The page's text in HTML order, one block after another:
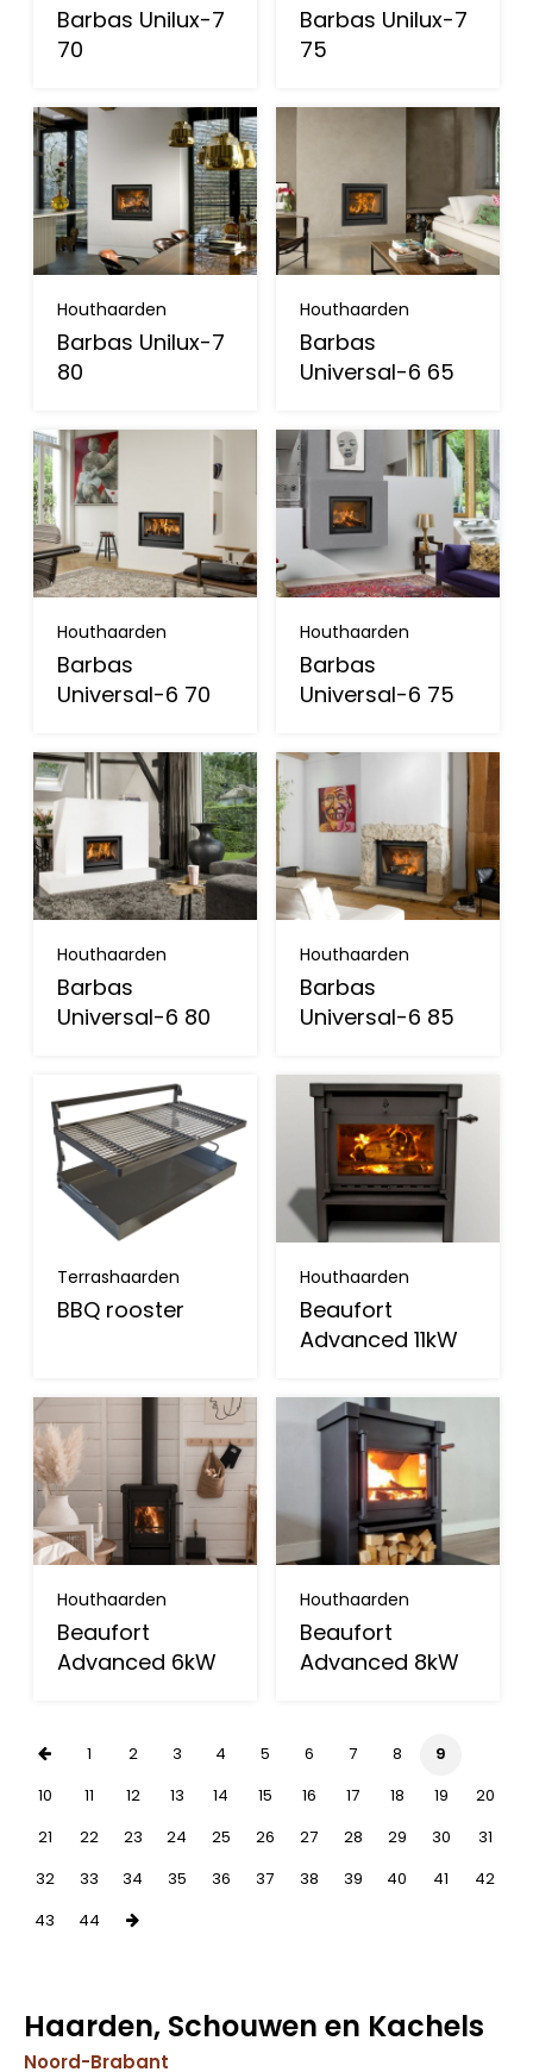
Barbas Unilux-7
70
Barbas Unilux-7
75
Houthaarden
Barbas Unilux-7
80
Houthaarden
Barbas
Universal-6 65
Houthaarden
Barbas
Universal-6 70
Houthaarden
Barbas
Universal-6 75
Houthaarden
Barbas
Universal-6 80
Houthaarden
Barbas
Universal-6 85
Terrashaarden
BBQ rooster
Houthaarden
Beaufort
Advanced 11kW
Houthaarden
Beaufort
Advanced 6kW
Houthaarden
Beaufort
Advanced 8kW
1 2 3 4 5 6 7 8
9
10
11 12 13 14 15 16 17 18 19
20
21
22 23 24 25 26 27 28 29 30
31
32
33 34 35 36 37 38 39 40 41
42
43
44
Haarden, Schouwen en Kachels
Noord-Brabant